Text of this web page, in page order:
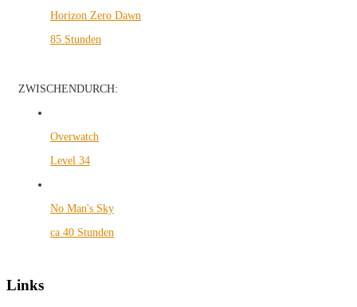
Horizon Zero Dawn
85 Stunden
ZWISCHENDURCH:
Overwatch
Level 34
No Man's Sky
ca 40 Stunden
Links